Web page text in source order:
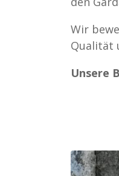
Wir
Qualität
Unsere